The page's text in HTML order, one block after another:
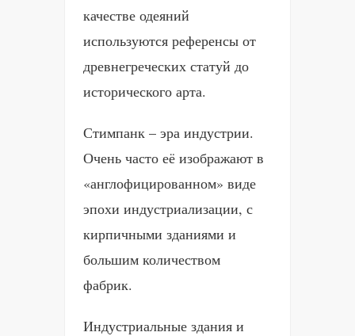
качестве одеяний
используются референсы от
древнегреческих статуй до
исторического арта.
Стимпанк – эра индустрии.
Очень часто её изображают в
«англофицированном» виде
эпохи индустриализации, с
кирпичными зданиями и
большим количеством
фабрик.
Индустриальные здания и